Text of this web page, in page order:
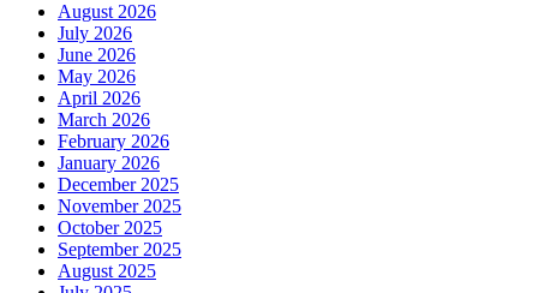
August 2026
July 2026
June 2026
May 2026
April 2026
March 2026
February 2026
January 2026
December 2025
November 2025
October 2025
September 2025
August 2025